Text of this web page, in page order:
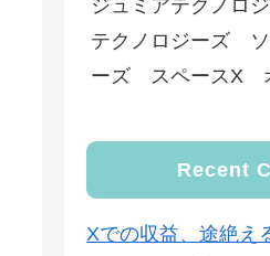
ジュミアテクノロ
テクノロジーズ
ーズ スペースX
Recent
Xでの収益、途絶